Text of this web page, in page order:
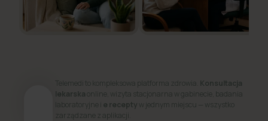
Telemedi to kompleksowa platforma zdrowia. Konsultacja
lekarskaonline, wizyta stacjonarna w gabinecie, badania
laboratoryjne i e recepty w jednym miejscu — wszystko
zarządzane z aplikacji.